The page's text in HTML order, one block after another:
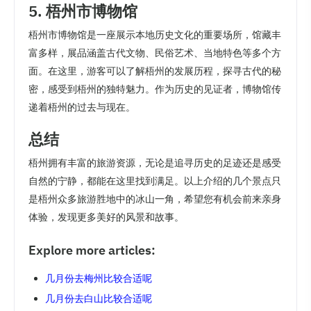
5. 梧州市博物馆
梧州市博物馆是一座展示本地历史文化的重要场所，馆藏丰
富多样，展品涵盖古代文物、民俗艺术、当地特色等多个方
面。在这里，游客可以了解梧州的发展历程，探寻古代的秘
密，感受到梧州的独特魅力。作为历史的见证者，博物馆传
递着梧州的过去与现在。
总结
梧州拥有丰富的旅游资源，无论是追寻历史的足迹还是感受
自然的宁静，都能在这里找到满足。以上介绍的几个景点只
是梧州众多旅游胜地中的冰山一角，希望您有机会前来亲身
体验，发现更多美好的风景和故事。
Explore more articles:
几月份去梅州比较合适呢
几月份去白山比较合适呢